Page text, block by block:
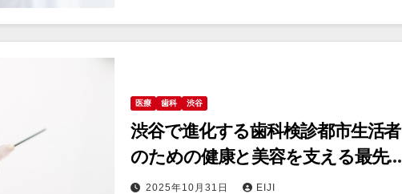
医療 歯科 渋谷
渋谷で進化する歯科検診都市生活者
のための健康と美容を支える最先端
医療サービス
2025年10月31日 EIJI